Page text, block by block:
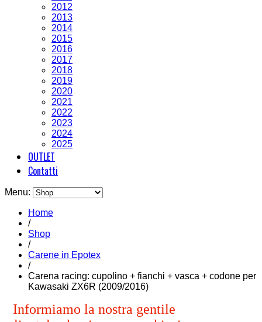
2012
2013
2014
2015
2016
2017
2018
2019
2020
2021
2022
2023
2024
2025
OUTLET
Contatti
Menu:
Home
/
Shop
/
Carene in Epotex
/
Carena racing: cupolino + fianchi + vasca + codone per
Kawasaki ZX6R (2009/2016)
Informiamo la nostra gentile